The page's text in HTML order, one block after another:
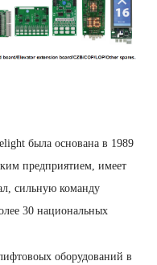
была основана в 1989
предприятием, имеет
сильную команду
30 национальных
оборудований в